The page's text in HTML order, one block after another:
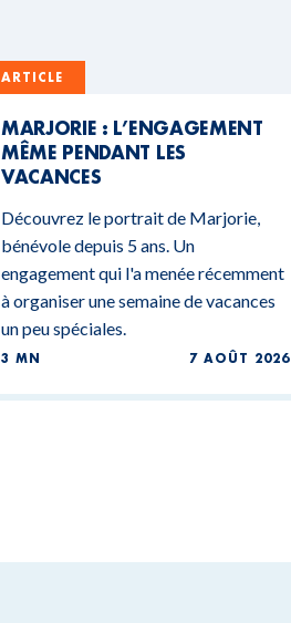
ARTICLE
MARJORIE : L’ENGAGEMENT
MÊME PENDANT LES
VACANCES
Découvrez le portrait de Marjorie,
bénévole depuis 5 ans. Un
engagement qui l'a menée récemment
à organiser une semaine de vacances
un peu spéciales.
3 MN 7 AOÛT 2026